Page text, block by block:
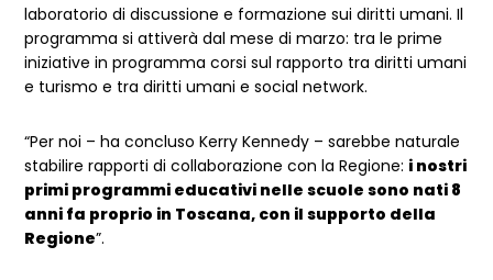
laboratorio di discussione e formazione sui diritti umani. Il
programma si attiverà dal mese di marzo: tra le prime
iniziative in programma corsi sul rapporto tra diritti umani
e turismo e tra diritti umani e social network.
“Per noi – ha concluso Kerry Kennedy – sarebbe naturale
stabilire rapporti di collaborazione con la Regione: i nostri
primi programmi educativi nelle scuole sono nati 8
anni fa proprio in Toscana, con il supporto della
Regione”.